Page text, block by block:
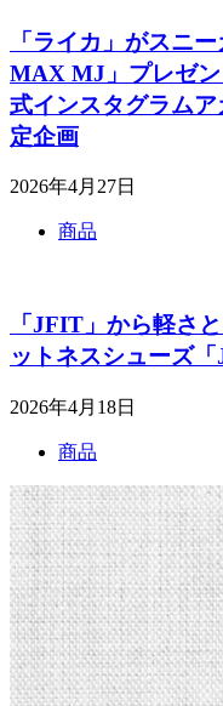
「ライカ」がスニ
MAX MJ」プレゼ
式インスタグラム
定企画
2026年4月27日
商品
「JFIT」から軽さ
ットネスシューズ
2026年4月18日
商品